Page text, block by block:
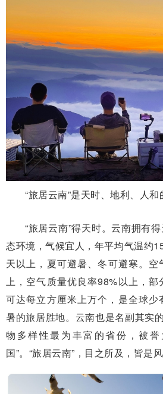
“旅居云南”是天时、地利、人和
“旅居云南”得天时。云南拥有
态环境，气候宜人，年平均气温约
天以上，夏可避暑、冬可避寒。空
上，空气质量优良率98%以上，
可达每立方厘米上万个，是全球
暑的旅居胜地。云南也是名副其实
物多样性最为丰富的省份，被誉
国”。“旅居云南”，目之所及，皆是风